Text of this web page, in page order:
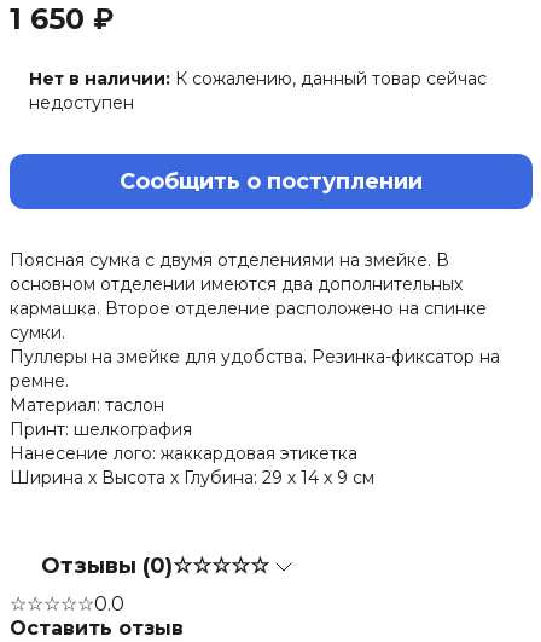
1 650 ₽
Нет в наличии: К сожалению, данный товар сейчас
недоступен
Сообщить о поступлении
Поясная сумка с двумя отделениями на змейке. В
основном отделении имеются два дополнительных
кармашка. Второе отделение расположено на спинке
сумки.
Пуллеры на змейке для удобства. Резинка-фиксатор на
ремне.
Материал: таслон
Принт: шелкография
Нанесение лого: жаккардовая этикетка
Ширина х Высота х Глубина: 29 х 14 х 9 см
Отзывы (0)☆☆☆☆☆
☆☆☆☆☆0.0
Оставить отзыв